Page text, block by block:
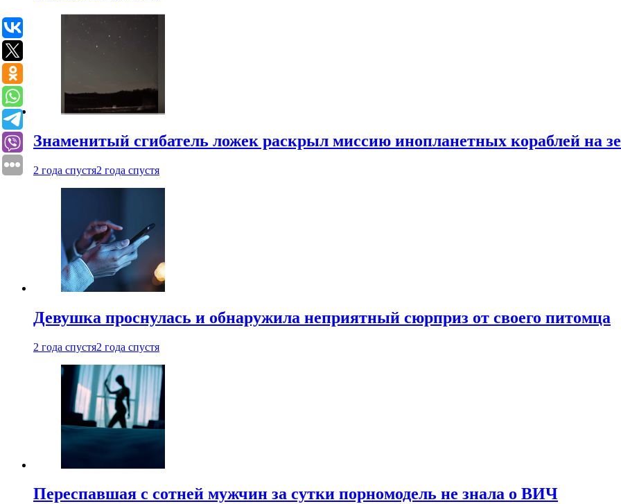
Знаменитый сгибатель ложек раскрыл миссию инопланетных кораблей на
2 года спустя2 года спустя
Девушка проснулась и обнаружила неприятный сюрприз от своего питомца
2 года спустя2 года спустя
Переспавшая с сотней мужчин за сутки порномодель не знала о ВИЧ